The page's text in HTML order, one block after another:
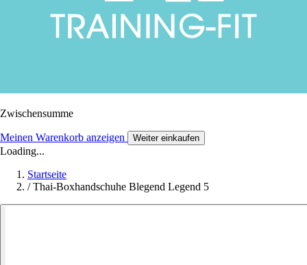
Zwischensumme
Meinen Warenkorb anzeigen Weiter einkaufen
Loading...
Startseite
/ Thai-Boxhandschuhe Blegend Legend 5